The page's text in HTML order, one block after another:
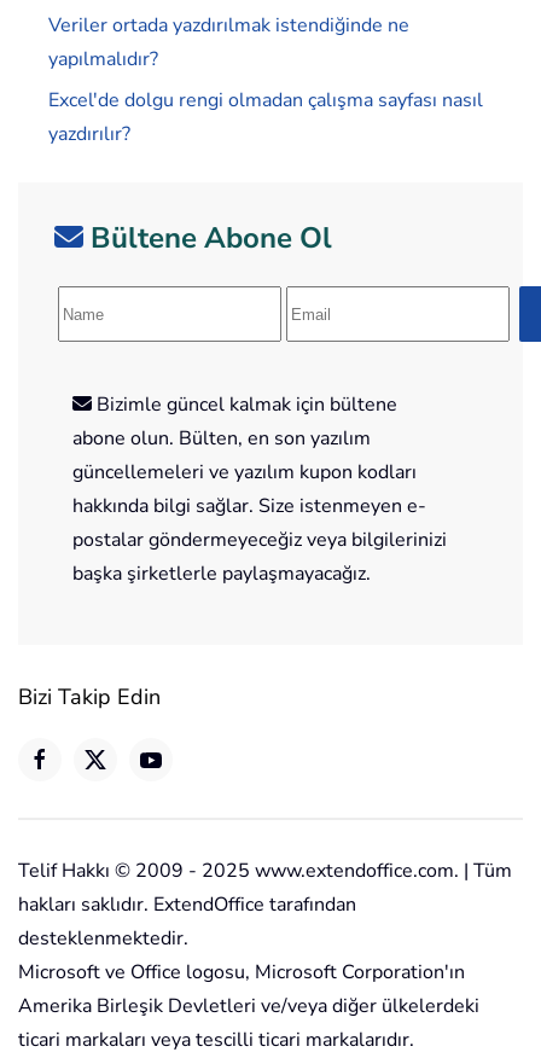
Veriler ortada yazdırılmak istendiğinde ne
yapılmalıdır?
Excel'de dolgu rengi olmadan çalışma sayfası nasıl
yazdırılır?
Bültene Abone Ol
Bizimle güncel kalmak için bültene
abone olun. Bülten, en son yazılım
güncellemeleri ve yazılım kupon kodları
hakkında bilgi sağlar. Size istenmeyen e-
postalar göndermeyeceğiz veya bilgilerinizi
başka şirketlerle paylaşmayacağız.
Bizi Takip Edin
Telif Hakkı © 2009 - 2025 www.extendoffice.com. | Tüm
hakları saklıdır. ExtendOffice tarafından
desteklenmektedir.
Microsoft ve Office logosu, Microsoft Corporation'ın
Amerika Birleşik Devletleri ve/veya diğer ülkelerdeki
ticari markaları veya tescilli ticari markalarıdır.